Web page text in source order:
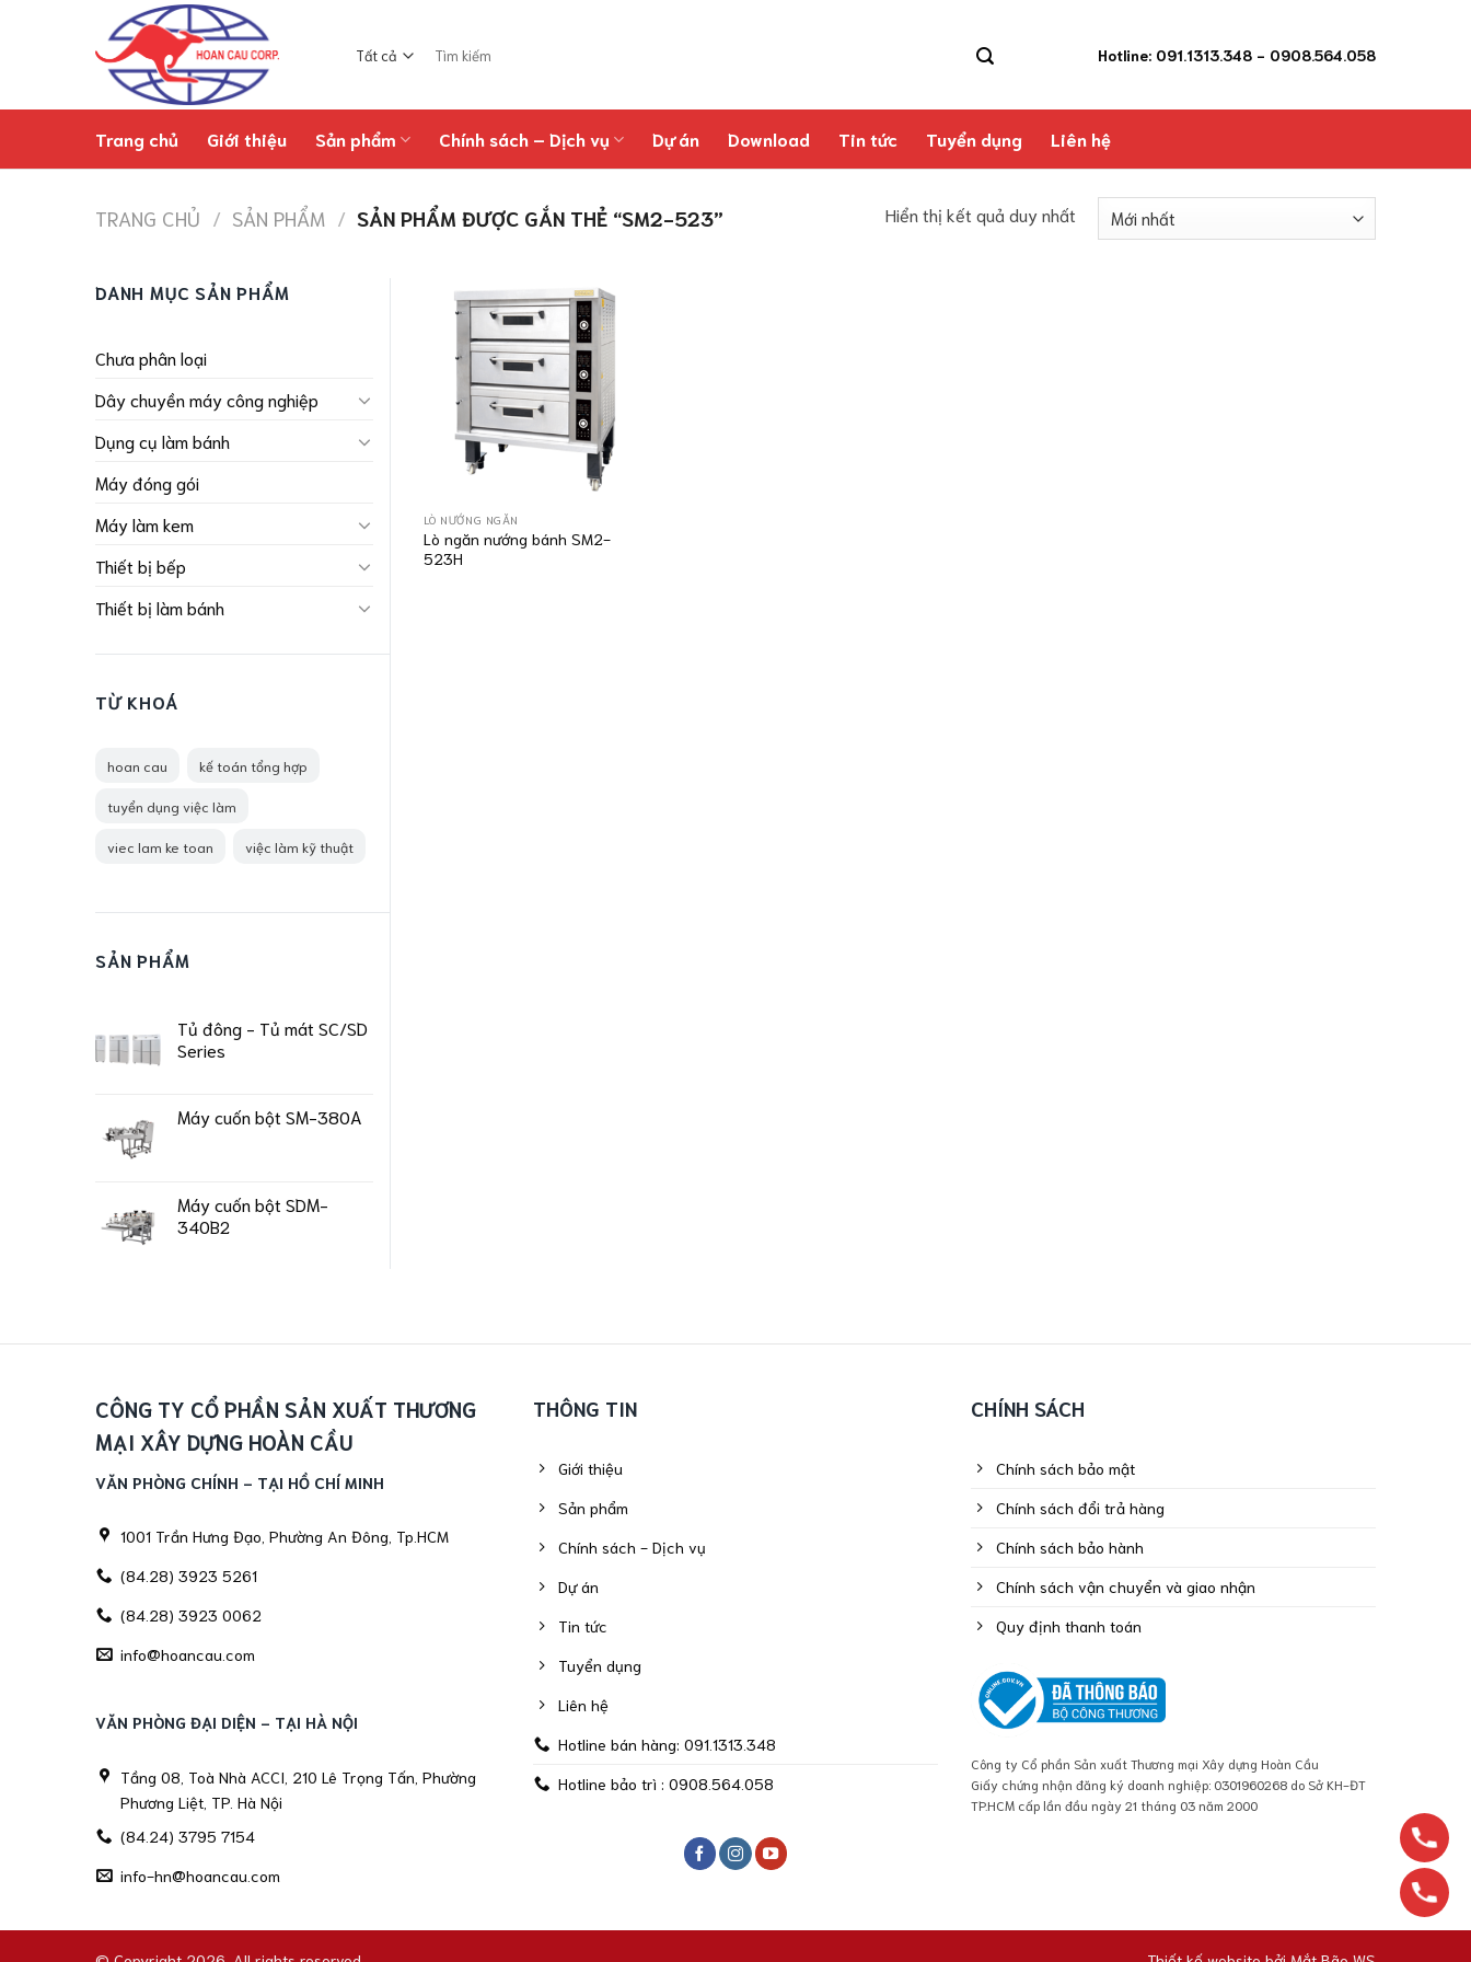
kiếm:
Hotline: 091.1313.348 - 0908.564.058
Trang chủ Giới thiệu Sản phẩm Chính sách – Dịch vụ Dự án Download Tin tức Tuyển dụng Liên hệ
TRANG CHỦ / SẢN PHẨM / SẢN PHẨM ĐƯỢC GẮN THẺ “SM2-523” Hiển thị kết quả duy nhất
DANH MỤC SẢN PHẨM
Chưa phân loại
Dây chuyền máy công nghiệp
Dụng cụ làm bánh
Máy đóng gói
Máy làm kem
Thiết bị bếp
Thiết bị làm bánh
TỪ KHOÁ
hoan cau kế toán tổng hợp
tuyển dụng việc làm
viec lam ke toan việc làm kỹ thuật
SẢN PHẨM
Tủ đông - Tủ mát SC/SD
Series
Máy cuốn bột SM-380A
Máy cuốn bột SDM-
340B2
LÒ NƯỚNG NGĂN
Lò ngăn nướng bánh SM2-
523H
CÔNG TY CỔ PHẦN SẢN XUẤT THƯƠNG
MẠI XÂY DỰNG HOÀN CẦU
VĂN PHÒNG CHÍNH - TẠI HỒ CHÍ MINH
1001 Trần Hưng Đạo, Phường An Đông, Tp.HCM
(84.28) 3923 5261
(84.28) 3923 0062
info@hoancau.com
VĂN PHÒNG ĐẠI DIỆN - TẠI HÀ NỘI
Tầng 08, Toà Nhà ACCI, 210 Lê Trọng Tấn, Phường
Phương Liệt, TP. Hà Nội
(84.24) 3795 7154
info-hn@hoancau.com
THÔNG TIN
Giới thiệu
Sản phẩm
Chính sách - Dịch vụ
Dự án
Tin tức
Tuyển dụng
Liên hệ
Hotline bán hàng: 091.1313.348
Hotline bảo trì : 0908.564.058
CHÍNH SÁCH
Chính sách bảo mật
Chính sách đổi trả hàng
Chính sách bảo hành
Chính sách vận chuyển và giao nhận
Quy định thanh toán
Công ty Cổ phần Sản xuất Thương mại Xây dựng Hoàn Cầu
Giấy chứng nhận đăng ký doanh nghiệp: 0301960268 do Sở KH-ĐT
TP.HCM cấp lần đầu ngày 21 tháng 03 năm 2000